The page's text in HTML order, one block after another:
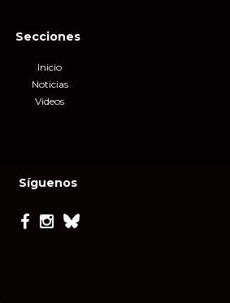
Síguenos
Secciones
Inicio
Noticias
Videos